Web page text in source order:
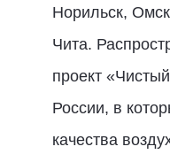
Норильск,
Чита.
проект
России, в
качества